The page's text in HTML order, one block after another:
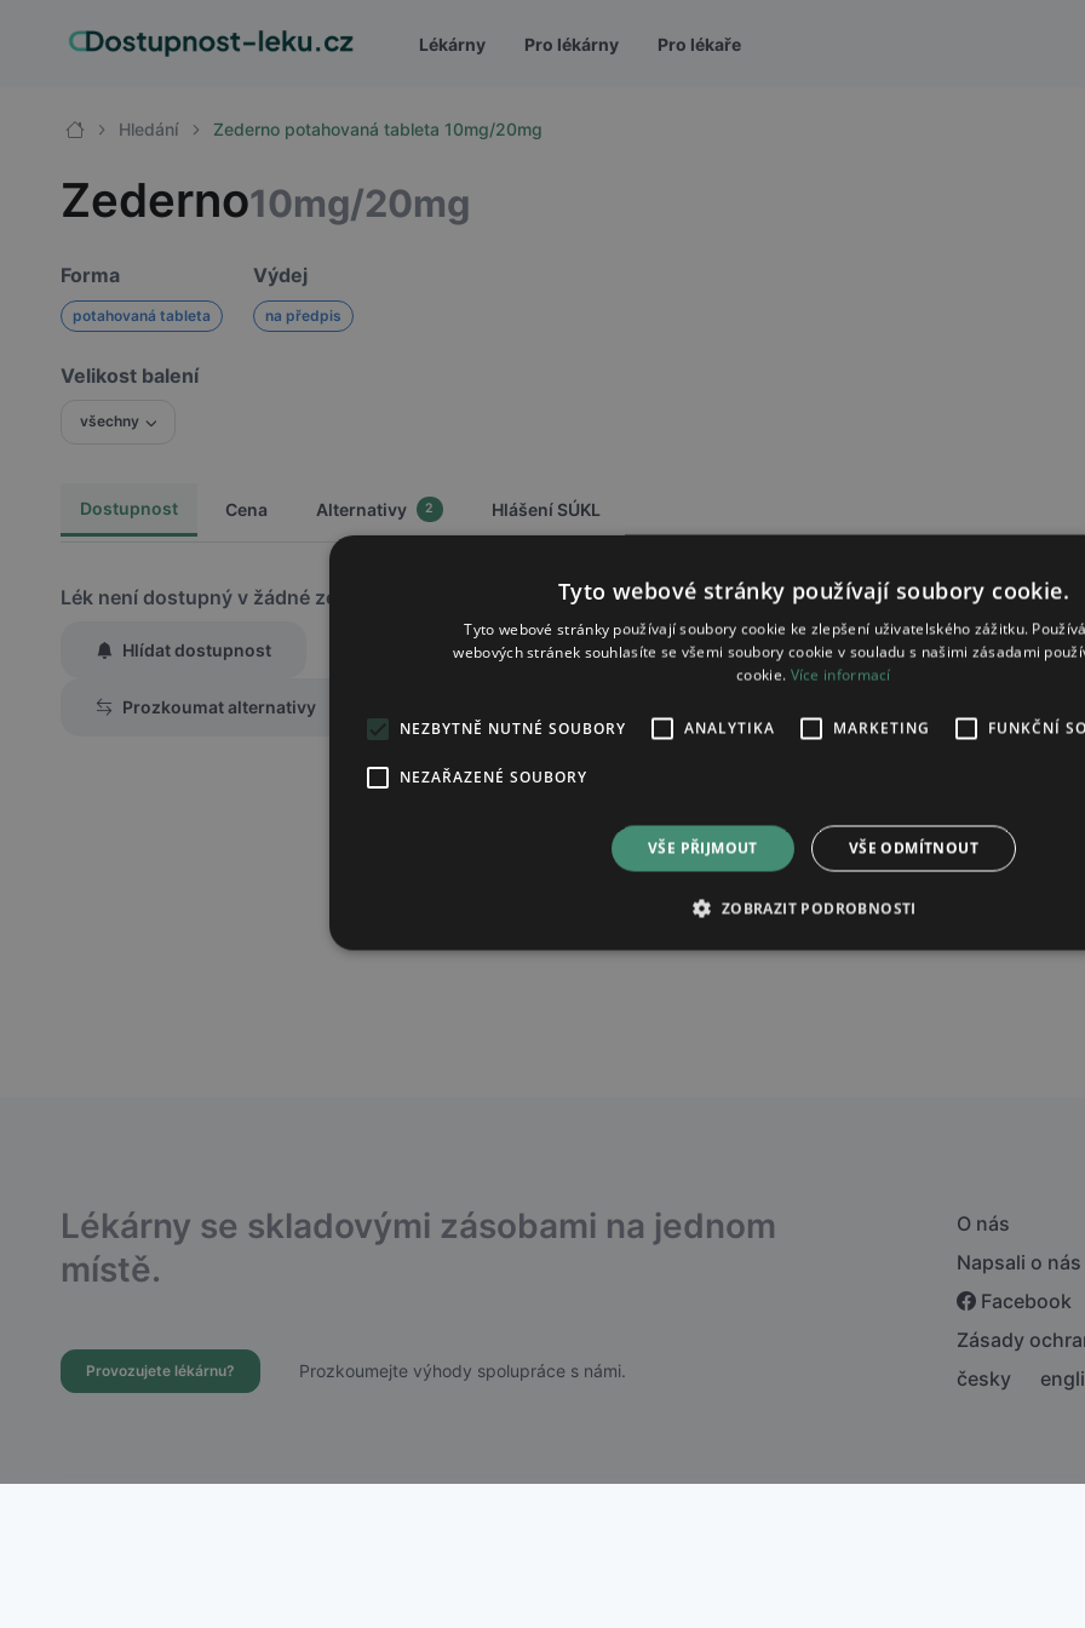
Lékárny Pro lékárny Pro lékaře
Hledání Zederno potahovaná tableta 10mg/20mg
Zederno10mg/20mg
Forma
potahovaná tableta
Výdej
na předpis
Velikost balení
všechny
Dostupnost Cena Alternativy 2 Hlášení SÚKL
Lék není dostupný v žádné ze sledovaných lékáren
Hlídat dostupnost
Praha
podle účelu B.4 zásad zpracování osobních údajů.
zásadami zpracování osobních údajů
Prozkoumat alternativy
Lékárny se skladovými zásobami na jednom
místě.
Provozujete lékárnu? Prozkoumejte výhody spolupráce s námi.
O nás
Napsali o nás
Facebook
Zásady
česky
Tyto webové stránky používají soubory cookie.
Tyto webové stránky používají soubory cookie ke zlepšení uživatelského zážitku.
webových stránek souhlasíte se všemi soubory cookie v souladu s našimi zásadami
cookie. Více informací
NEZBYTNĚ NUTNÉ SOUBORY ANALYTIKA MARKETING FUNKČNÍ
NEZAŘAZENÉ SOUBORY
VŠE PŘIJMOUT VŠE ODMÍTNOUT
ZOBRAZIT PODROBNOSTI